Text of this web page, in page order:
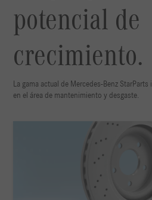
potencial de
crecimiento.
La gama actual de Mercedes-Benz
en el área de mantenimiento y desgaste.